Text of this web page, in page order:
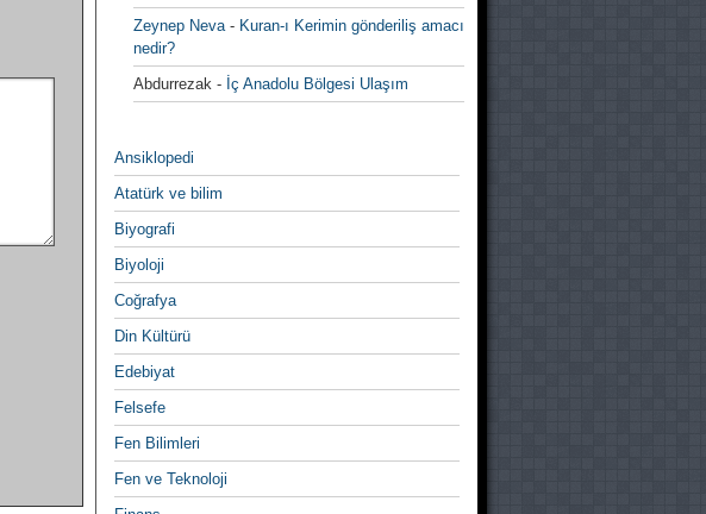
Zeynep Neva- Kuran-ı Kerimin gönderiliş amacı
nedir?
Abdurrezak - İç Anadolu Bölgesi Ulaşım
Ansiklopedi
Atatürk ve bilim
Biyografi
Biyoloji
Coğrafya
Din Kültürü
Edebiyat
Felsefe
Fen Bilimleri
Fen ve Teknoloji